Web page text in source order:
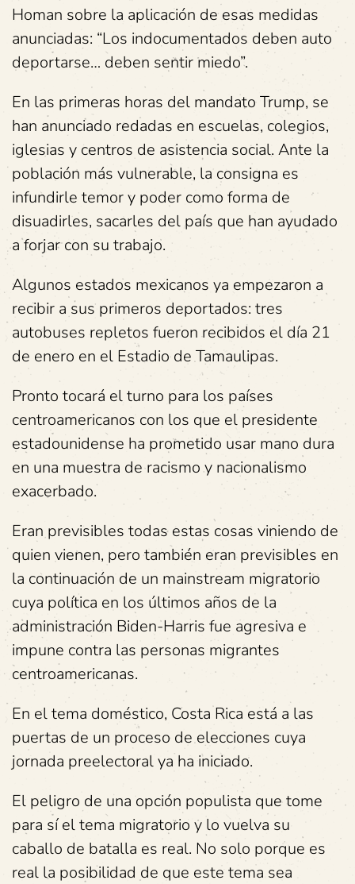
Homan sobre la aplicación de esas medidas
anunciadas: “Los indocumentados deben auto
deportarse… deben sentir miedo”.
En las primeras horas del mandato Trump, se
han anunciado redadas en escuelas, colegios,
iglesias y centros de asistencia social. Ante la
población más vulnerable, la consigna es
infundirle temor y poder como forma de
disuadirles, sacarles del país que han ayudado
a forjar con su trabajo.
Algunos estados mexicanos ya empezaron a
recibir a sus primeros deportados: tres
autobuses repletos fueron recibidos el día 21
de enero en el Estadio de Tamaulipas.
Pronto tocará el turno para los países
centroamericanos con los que el presidente
estadounidense ha prometido usar mano dura
en una muestra de racismo y nacionalismo
exacerbado.
Eran previsibles todas estas cosas viniendo de
quien vienen, pero también eran previsibles en
la continuación de un mainstream migratorio
cuya política en los últimos años de la
administración Biden-Harris fue agresiva e
impune contra las personas migrantes
centroamericanas.
En el tema doméstico, Costa Rica está a las
puertas de un proceso de elecciones cuya
jornada preelectoral ya ha iniciado.
El peligro de una opción populista que tome
para sí el tema migratorio y lo vuelva su
caballo de batalla es real. No solo porque es
real la posibilidad de que este tema sea